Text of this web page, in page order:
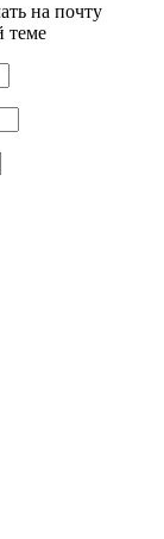
на почту
теме